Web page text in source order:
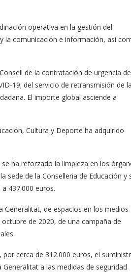
operativa en la gestión del
la comunicación e información, así
de la contratación de urgencia de
19; del servicio de retransmisión de
El importe global asciende a
Cultura y Deporte ha adquirido
ha reforzado la limpieza en los
sede de la Conselleria de Educación y
437.000 euros.
Generalitat, de espacios en los medios
de 2020, de una campaña de
cerca de 312.000 euros, el
a las medidas de seguridad